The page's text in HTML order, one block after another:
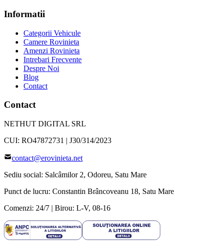
Informatii
Categorii Vehicule
Camere Rovinieta
Amenzi Rovinieta
Intrebari Frecvente
Despre Noi
Blog
Contact
Contact
NETHUT DIGITAL SRL
CUI: RO47872731 | J30/314/2023
contact@erovinieta.net
Sediu social: Salcâmilor 2, Odoreu, Satu Mare
Punct de lucru: Constantin Brâncoveanu 18, Satu Mare
Comenzi: 24/7 | Birou: L-V, 08-16